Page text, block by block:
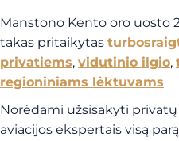
Manstono Kento oro uosto
takas pritaikytas
privatiems, vidutinio ilgio,
regioniniams lėktuvams
Norėdami užsisakyti
aviacijos ekspertais visą